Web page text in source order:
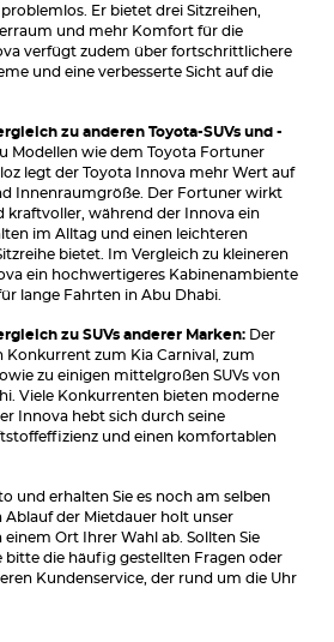
Er bietet drei Sitzreihen,
und mehr Komfort für die
verfügt zudem über fortschrittlichere
und eine verbesserte Sicht auf die
zu anderen Toyota-SUVs und -
Modellen wie dem Toyota Fortuner
legt der Toyota Innova mehr Wert auf
Innenraumgröße. Der Fortuner wirkt
kraftvoller, während der Innova ein
im Alltag und einen leichteren
bietet. Im Vergleich zu kleineren
ein hochwertigeres Kabinenambiente
lange Fahrten in Abu Dhabi.
zu SUVs anderer Marken: Der
Konkurrent zum Kia Carnival, zum
zu einigen mittelgroßen SUVs von
Viele Konkurrenten bieten moderne
Innova hebt sich durch seine
und einen komfortablen
und erhalten Sie es noch am selben
Ablauf der Mietdauer holt unser
Ort Ihrer Wahl ab. Sollten Sie
bitte die häufig gestellten Fragen oder
Kundenservice, der rund um die Uhr